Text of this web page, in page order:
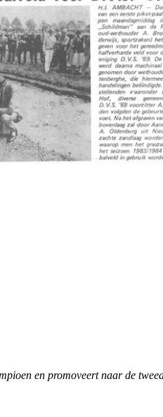
en promoveert naar de